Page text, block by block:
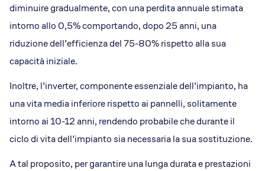
diminuire gradualmente, con una perdita annuale stimata
intorno allo 0,5% comportando, dopo 25 anni, una
riduzione dell’efficienza del 75-80% rispetto alla sua
capacità iniziale.
Inoltre, l’inverter, componente essenziale dell’impianto, ha
una vita media inferiore rispetto ai pannelli, solitamente
intorno ai 10-12 anni, rendendo probabile che durante il
ciclo di vita dell’impianto sia necessaria la sua sostituzione.
A tal proposito, per garantire una lunga durata e prestazioni